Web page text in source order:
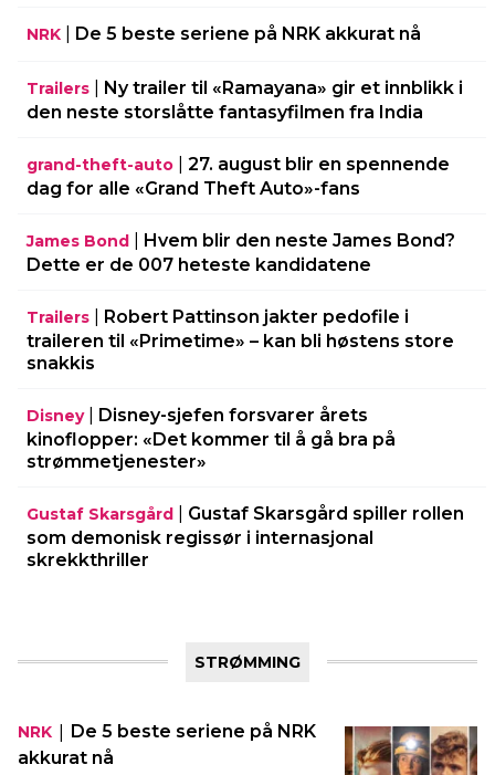
NRK De 5 beste seriene på NRK akkurat nå
Trailers
Ny trailer til «Ramayana» gir et innblikk i
den neste storslåtte fantasyfilmen fra India
grand-theft-auto
27. august blir en spennende
dag for alle «Grand Theft Auto»-fans
James Bond
Hvem blir den neste James Bond?
Dette er de 007 heteste kandidatene
Trailers
Robert Pattinson jakter pedofile i
traileren til «Primetime» – kan bli høstens store
snakkis
Disney| Disney-sjefen forsvarer årets
kinoflopper: «Det kommer til å gå bra på
strømmetjenester»
Gustaf Skarsgård
Gustaf Skarsgård spiller rollen
som demonisk regissør i internasjonal
skrekkthriller
STRØMMING
NRK | De 5 beste seriene på NRK
akkurat nå